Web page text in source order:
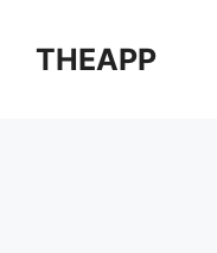
THEAPP